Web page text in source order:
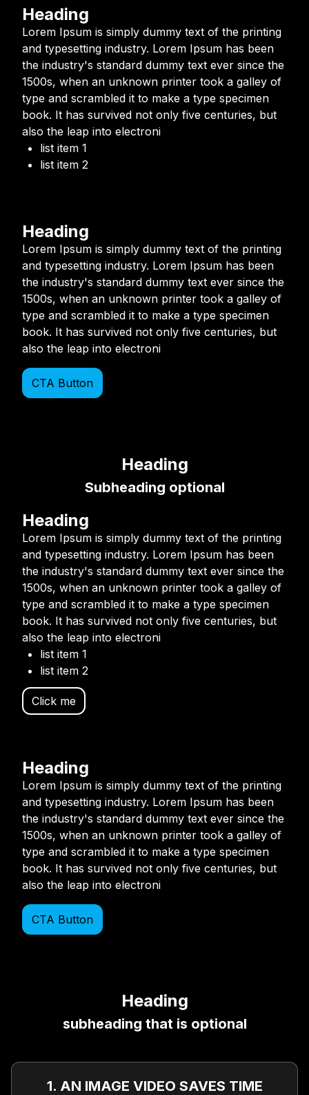
Heading
Lorem Ipsum is simply dummy text of the printing
and typesetting industry. Lorem Ipsum has been
the industry's standard dummy text ever since the
1500s, when an unknown printer took a galley of
type and scrambled it to make a type specimen
book. It has survived not only five centuries, but
also the leap into electroni
list item 1
list item 2
Heading
Lorem Ipsum is simply dummy text of the printing
and typesetting industry. Lorem Ipsum has been
the industry's standard dummy text ever since the
1500s, when an unknown printer took a galley of
type and scrambled it to make a type specimen
book. It has survived not only five centuries, but
also the leap into electroni
CTA Button
Heading
Subheading optional
Heading
Lorem Ipsum is simply dummy text of the printing
and typesetting industry. Lorem Ipsum has been
the industry's standard dummy text ever since the
1500s, when an unknown printer took a galley of
type and scrambled it to make a type specimen
book. It has survived not only five centuries, but
also the leap into electroni
list item 1
list item 2
Click me
Heading
Lorem Ipsum is simply dummy text of the printing
and typesetting industry. Lorem Ipsum has been
the industry's standard dummy text ever since the
1500s, when an unknown printer took a galley of
type and scrambled it to make a type specimen
book. It has survived not only five centuries, but
also the leap into electroni
CTA Button
Heading
subheading that is optional
1. AN IMAGE VIDEO SAVES TIME